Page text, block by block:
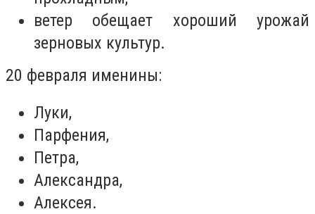
ветер обещает хороший урожай
зерновых культур.
20 февраля именины:
Луки,
Парфения,
Петра,
Александра,
Алексея.